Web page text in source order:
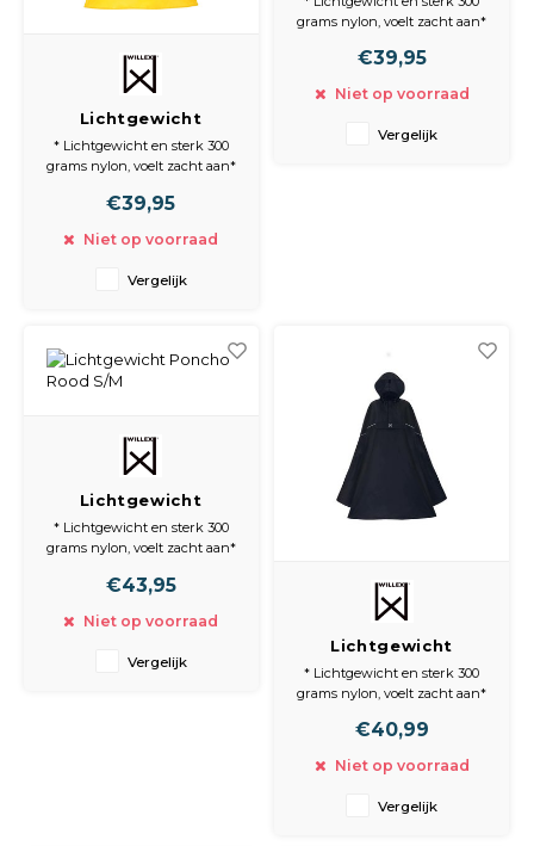
Lichtgewicht
Poncho Geel L/XL
* Lichtgewicht en sterk 300
grams nylon, voelt zacht aan*
waterafstotend
achter
heupband
€39,95
Niet op voorraad
Vergelijk
grams nylon, voelt zacht aan*
waterafstotend
achter
heupband
€39,95
Niet op voorraad
Vergelijk
Lichtgewicht
Poncho Rood S/M
* Lichtgewicht en sterk 300
grams nylon, voelt zacht aan*
waterafstotend
achter
heupband
€43,95
Niet op voorraad
Vergelijk
Lichtgewicht
Poncho Zwart L/XL
* Lichtgewicht en sterk 300
grams nylon, voelt zacht aan*
waterafstotend
achter
heupband
€40,99
Niet op voorraad
Vergelijk